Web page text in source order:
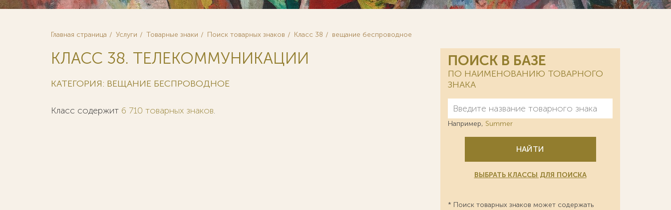
Главная страница Услуги Товарные знаки Поиск товарных знаков Класс 38 вещание беспроводное
КЛАСС 38. ТЕЛЕКОММУНИКАЦИИ
КАТЕГОРИЯ: ВЕЩАНИЕ БЕСПРОВОДНОЕ
Класс содержит 6 710 товарных знаков.
ПОИСК В БАЗЕ
ПО НАИМЕНОВАНИЮ ТОВАРНОГО
ЗНАКА
Например, Summer
НАЙТИ
ВЫБРАТЬ КЛАССЫ ДЛЯ ПОИСКА
* Поиск товарных знаков может содержать